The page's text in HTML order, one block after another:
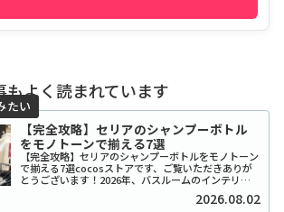
よく読まれています
【完全攻略】セリアのシャンプーボトル
をモノトーンで揃える7選
【完全攻略】セリアのシャンプーボトルをモノトーン
で揃える7選cocosストアです、ご覧いただきありが
とうございます！2026年、バスルームのインテリア
をワンランク上げたいと考えているあなたに、セリア
のシャンプーボトル（モノトーン）はまさに救...
2026.08.02